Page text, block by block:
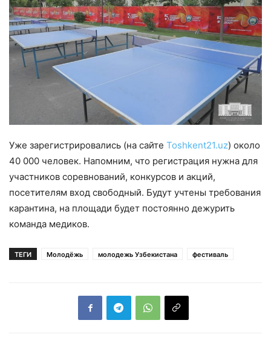
Уже зарегистрировались (на сайте Toshkent21.uz) около
40 000 человек. Напомним, что регистрация нужна для
участников соревнований, конкурсов и акций,
посетителям вход свободный. Будут учтены требования
карантина, на площади будет постоянно дежурить
команда медиков.
ТЕГИ Молодёжь молодежь Узбекистана фестиваль